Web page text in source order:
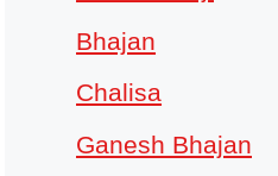
Bhajan
Chalisa
Ganesh Bhajan